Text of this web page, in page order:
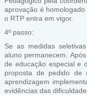
aprovação é
o RTP entra em vigor.
4º passo:
Se as medidas
aluno permanecem.
de educação especial e
proposta de pedido de
aprendizagem
evidências das